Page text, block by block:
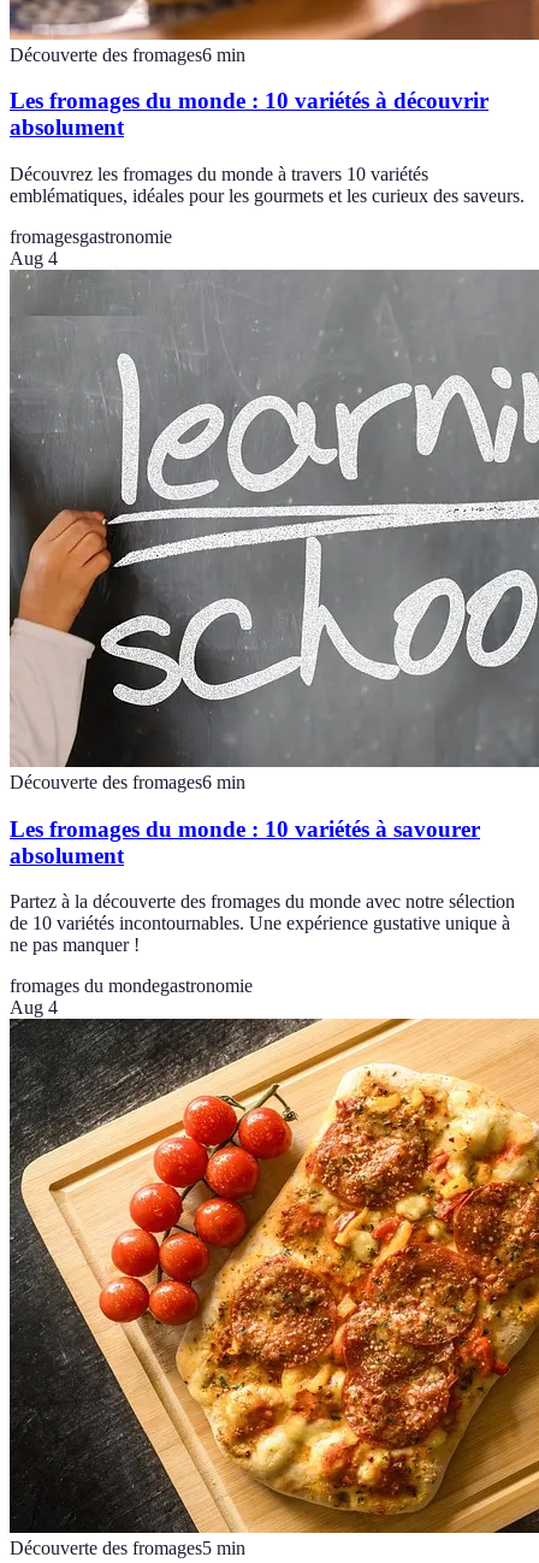
Découverte des fromages6 min
Les fromages du monde : 10 variétés à découvrir
absolument
Découvrez les fromages du monde à travers 10 variétés
emblématiques, idéales pour les gourmets et les curieux des saveurs.
fromagesgastronomie
Aug 4
Découverte des fromages6 min
Les fromages du monde : 10 variétés à savourer
absolument
Partez à la découverte des fromages du monde avec notre sélection
de 10 variétés incontournables. Une expérience gustative unique à
ne pas manquer !
fromages du mondegastronomie
Aug 4
Découverte des fromages5 min